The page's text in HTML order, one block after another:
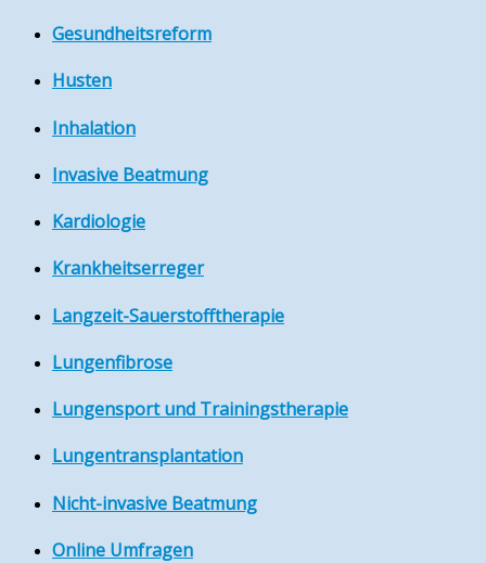
Gesundheitsreform
Husten
Inhalation
Invasive Beatmung
Kardiologie
Krankheitserreger
Langzeit-Sauerstofftherapie
Lungenfibrose
Lungensport und Trainingstherapie
Lungentransplantation
Nicht-invasive Beatmung
Online Umfragen